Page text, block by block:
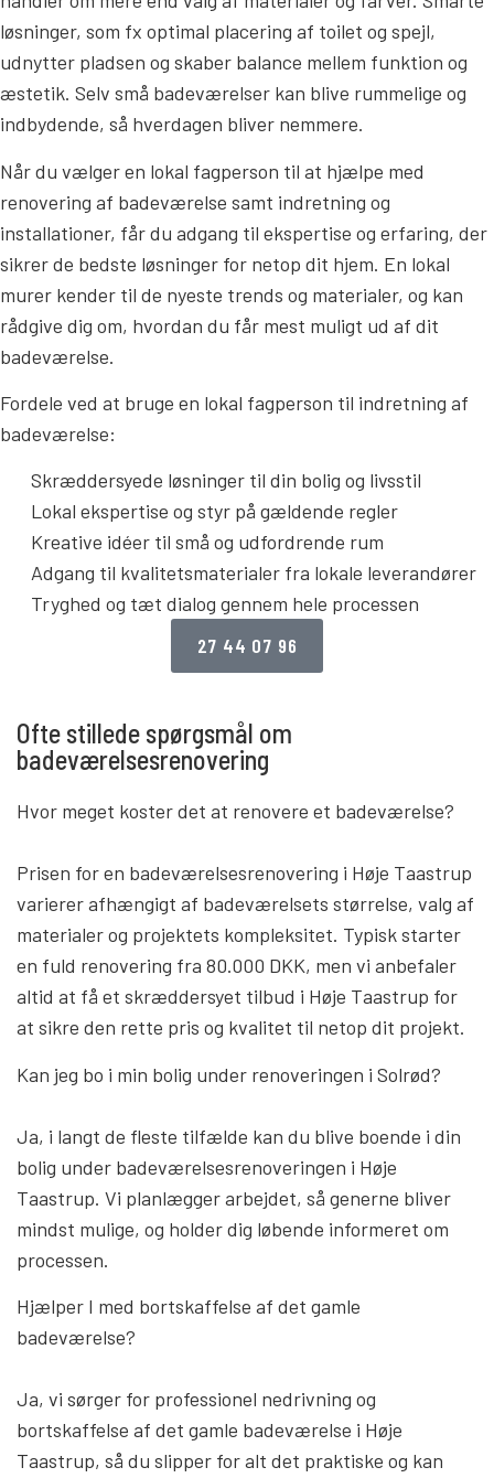
løsninger, som fx optimal placering af toilet og spejl,
udnytter pladsen og skaber balance mellem funktion og
æstetik. Selv små badeværelser kan blive rummelige og
indbydende, så hverdagen bliver nemmere.
Når du vælger en lokal fagperson til at hjælpe med
renovering af badeværelse samt indretning og
installationer, får du adgang til ekspertise og erfaring, der
sikrer de bedste løsninger for netop dit hjem. En lokal
murer kender til de nyeste trends og materialer, og kan
rådgive dig om, hvordan du får mest muligt ud af dit
badeværelse.
Fordele ved at bruge en lokal fagperson til indretning af
badeværelse:
Skræddersyede løsninger til din bolig og livsstil
Lokal ekspertise og styr på gældende regler
Kreative idéer til små og udfordrende rum
Adgang til kvalitetsmaterialer fra lokale leverandører
Tryghed og tæt dialog gennem hele processen
27 44 07 96
Ofte stillede spørgsmål om
badeværelsesrenovering
Hvor meget koster det at renovere et badeværelse?
Prisen for en badeværelsesrenovering i Høje Taastrup
varierer afhængigt af badeværelsets størrelse, valg af
materialer og projektets kompleksitet. Typisk starter
en fuld renovering fra 80.000 DKK, men vi anbefaler
altid at få et skræddersyet tilbud i Høje Taastrup for
at sikre den rette pris og kvalitet til netop dit projekt.
Kan jeg bo i min bolig under renoveringen i Solrød?
Ja, i langt de fleste tilfælde kan du blive boende i din
bolig under badeværelsesrenoveringen i Høje
Taastrup. Vi planlægger arbejdet, så generne bliver
mindst mulige, og holder dig løbende informeret om
processen.
Hjælper I med bortskaffelse af det gamle
badeværelse?
Ja, vi sørger for professionel nedrivning og
bortskaffelse af det gamle badeværelse i Høje
Taastrup, så du slipper for alt det praktiske og kan